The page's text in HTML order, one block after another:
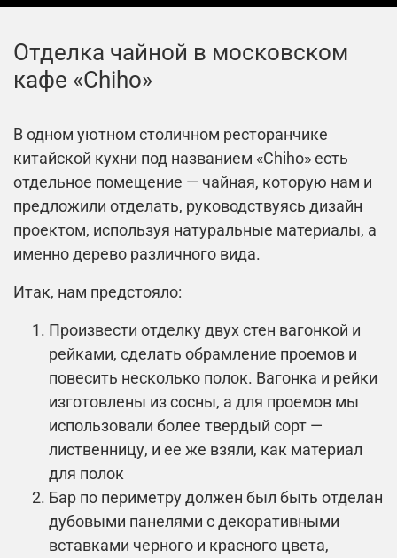
Отделка чайной в московском
кафе «Chiho»
В одном уютном столичном ресторанчике
китайской кухни под названием «Chiho» есть
отдельное помещение — чайная, которую нам и
предложили отделать, руководствуясь дизайн
проектом, используя натуральные материалы, а
именно дерево различного вида.
Итак, нам предстояло:
Произвести отделку двух стен вагонкой и
рейками, сделать обрамление проемов и
повесить несколько полок. Вагонка и рейки
изготовлены из сосны, а для проемов мы
использовали более твердый сорт —
лиственницу, и ее же взяли, как материал
для полок
Бар по периметру должен был быть отделан
дубовыми панелями с декоративными
вставками черного и красного цвета,